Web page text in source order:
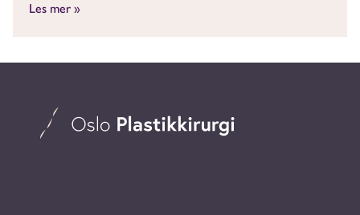
Les mer »